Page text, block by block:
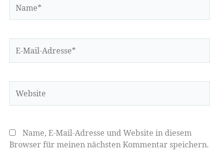
Mail-
Name, E-Mail-Adresse und Website in diesem
Browser für meinen nächsten Kommentar speichern.